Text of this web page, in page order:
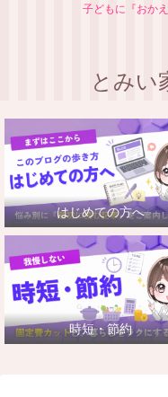
子どもに『おか
とみい
はじめての方へ
時短・節約